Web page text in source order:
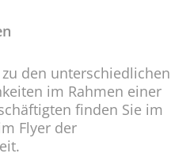
den unterschiedlichen
im Rahmen einer
finden Sie im
Flyer der